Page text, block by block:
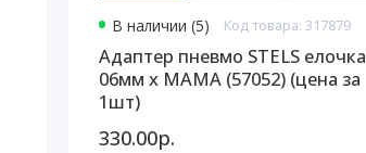
В наличии (5) Код товара: 317879
Адаптер пневмо STELS елочка
06мм х МАМА (57052) (цена за
1шт)
330.00р.